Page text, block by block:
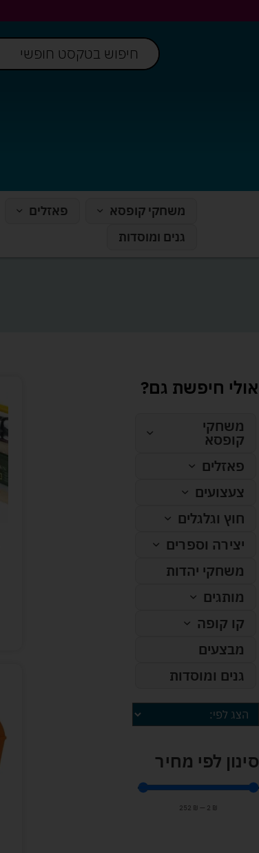
משחקי קופסא פאזלים
גנים ומוסדות
אולי חיפשת גם?
משחקי
קופסא
פאזלים
צעצועים
חוץ וגלגלים
יצירה וספרים
משחקי יהדות
מותגים
קו קופה
מבצעים
גנים ומוסדות
סינון לפי מחיר
₪
2
—
₪
252